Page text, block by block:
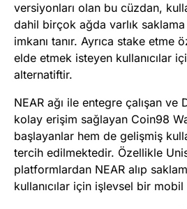
versiyonları olan bu cüzdan,
dahil birçok ağda varlık
imkanı tanır. Ayrıca stake etme
elde etmek isteyen kullanıcılar
alternatiftir.
NEAR ağı ile entegre çalışan ve
kolay erişim sağlayan Coin98
başlayanlar hem de gelişmiş
tercih edilmektedir. Özellikle
platformlardan NEAR alıp
kullanıcılar için işlevsel bir